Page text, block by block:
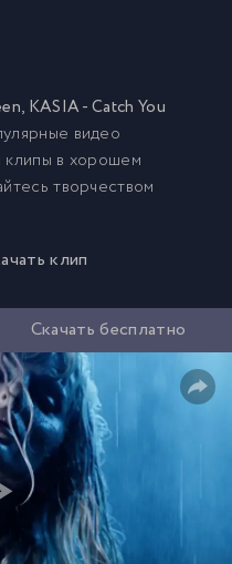
KASIA - Catch You
видео
клипы в хорошем
творчеством
клип
Скачать бесплатно